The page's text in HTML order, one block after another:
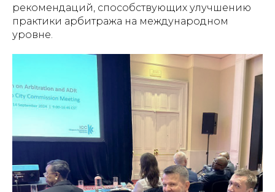
рекомендаций, способствующих улучшению
практики арбитража на международном
уровне.